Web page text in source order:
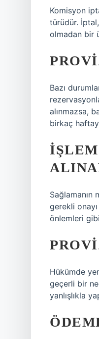
Komisyon
türüdür.
olmadan bir
Bazı
alınmazsa,
birkaç
Sağlamanın
gerekli
önlemleri
Hükümde
geçerli bir
yanlışlıkla